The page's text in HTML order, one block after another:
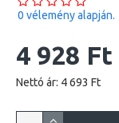
0 vélemény alapján.
4 928 Ft
Nettó ár: 4 693 Ft